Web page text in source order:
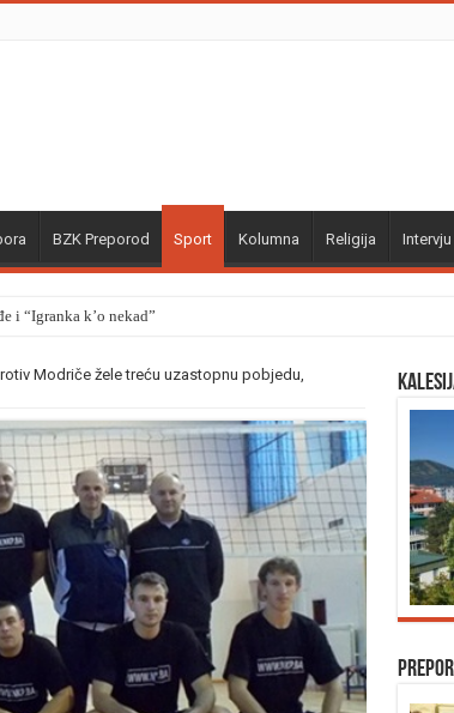
BZK Preporod Sport Kolumna Religija Intervju
i “Igranka k’o nekad”
Modriče žele treću uzastopnu pobjedu,